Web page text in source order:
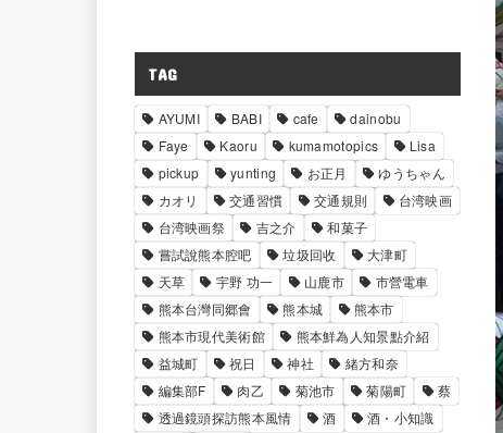
TAG
AYUMI BABI cafe
dainobu
Faye
Kaoru kumamotopics
Lisa
pickup
yunting お正月
ゆうちゃん
カオリ
交通習慣 交通規則
台湾映画
台湾映画祭
吉之介
和菓子
嘗試說熊本腔吧
垃圾回收
大津町
天草
宇野 功一 山鹿市
市營電車
熊本台灣同郷會
熊本城
熊本市
熊本市現代美術館
熊本鮮為人知景點介紹
益城町
祝日 神社
緒方和奈
編集部F
肉乙 菊池市 菊陽町
蔡
透過鏡頭探訪熊本風情
酒
酒・小知識